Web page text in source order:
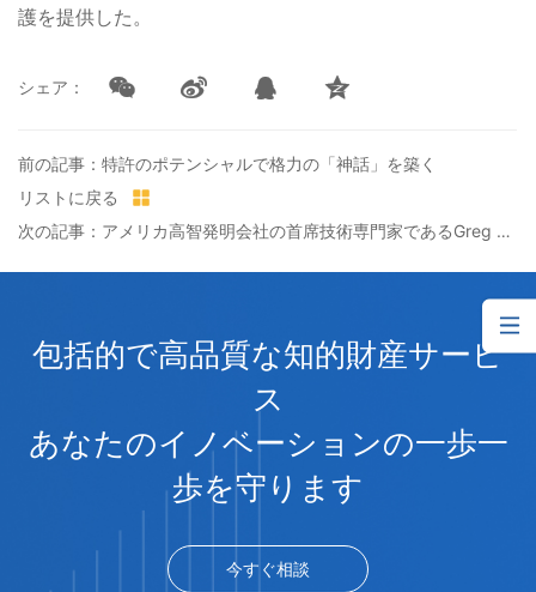
護を提供した。
シェア：
前の記事：特許のポテンシャルで格力の「神話」を築く
リストに戻る
次の記事：アメリカ高智発明会社の首席技術専門家であるGreg Kisor先生一行は、三聚陽光へ座談会に参加した
包括的で高品質な知的財産サービ
ス
あなたのイノベーションの一歩一
歩を守ります
今すぐ相談